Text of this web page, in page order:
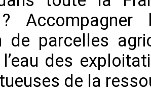
Accompagner
de parcelles
l’eau des
de la